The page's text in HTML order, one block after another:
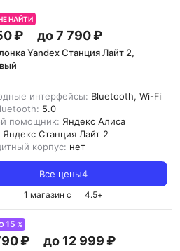
НАЙТИ
₽ до 7 790 ₽
Yandex Станция Лайт 2,
интерфейсы: Bluetooth, Wi-Fi
5.0
помощник: Яндекс Алиса
Яндекс Станция Лайт 2
корпус: нет
Все цены4
1 магазин с 4.5+
15 %
₽ до 12 999 ₽